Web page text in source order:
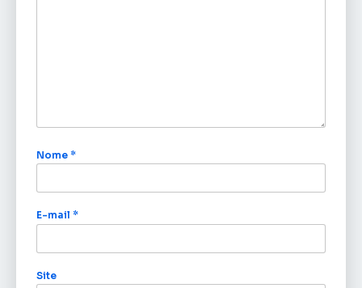
Nome *
E-mail *
Site